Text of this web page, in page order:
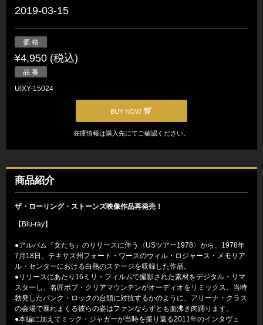
2019-03-15
価 格
¥4,950 (税込)
品 番
UIXY-15024
BUY NOW
在庫情報は購入先にてご確認ください。
商品紹介
ザ・ローリング・ストーンズ映像作品再発売！
【Blu-ray】
●アルバム『女たち』のリリースに伴う〈USツアー1978〉から、1978年
7月18日、テキサス州フォート・ワースのウィル・ロジャース・メモリア
ル・センターにおける白熱のステージを収録した作品。
●リリースにあたり16ミリ・フィルムで撮影された素材をデジタル・リマ
スターし、名匠ボブ・クリアマウンテンがオーディオをリミックス。当時
勃発したパンク・ロックの台頭に対抗するかのように、アリーナ・クラス
の会場で暴れまくる彼らの姿はファンならずとも血沸き肉踊ります。
●本編に加えてミック・ジャガーが当時を振り返る2011年のインタヴュ